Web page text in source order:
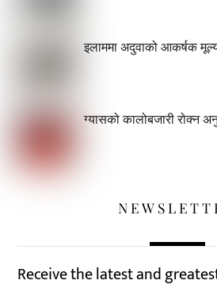
इलाममा अदुवाको आकर्षक
ग्यासको कालोबजारी रोक्न
Receive the latest and